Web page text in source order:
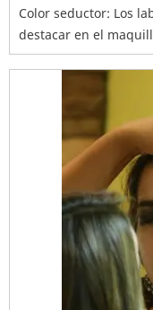
Color seductor: Los
destacar en el